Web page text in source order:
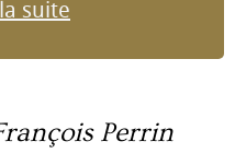
suite
Perrin